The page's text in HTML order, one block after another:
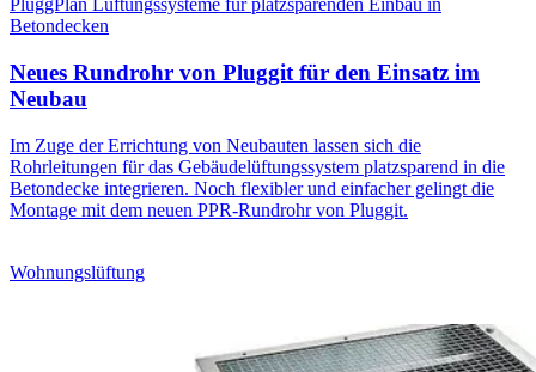
PluggPlan Lüftungssysteme für platzsparenden Einbau in
Betondecken
Neues Rundrohr von Pluggit für den Einsatz im
Neubau
Im Zuge der Errichtung von Neubauten lassen sich die
Rohrleitungen für das Gebäudelüftungssystem platzsparend in die
Betondecke integrieren. Noch flexibler und einfacher gelingt die
Montage mit dem neuen PPR-Rundrohr von Pluggit.
Wohnungslüftung